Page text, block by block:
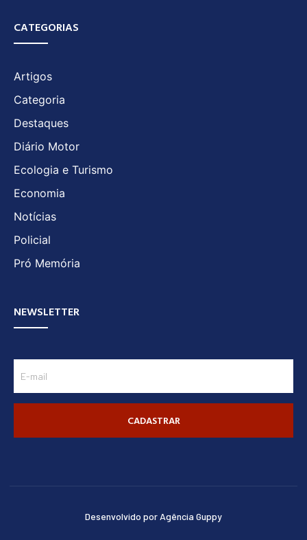
CATEGORIAS
Artigos
Categoria
Destaques
Diário Motor
Ecologia e Turismo
Economia
Notícias
Policial
Pró Memória
NEWSLETTER
CADASTRAR
Desenvolvido por Agência Guppy